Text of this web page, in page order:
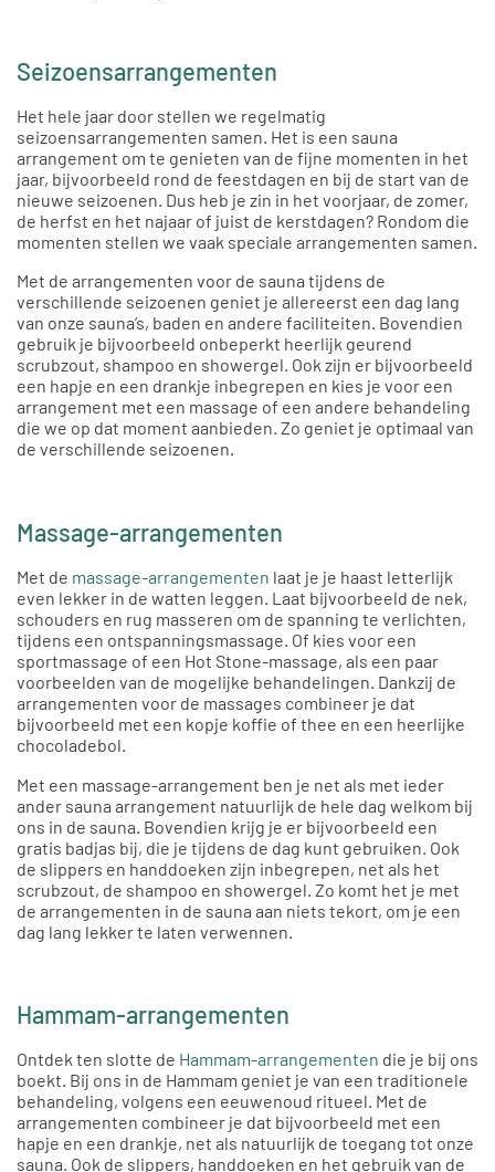
Seizoensarrangementen
Het hele jaar door stellen we regelmatig
seizoensarrangementen samen. Het is een sauna
arrangement om te genieten van de fijne momenten in het
jaar, bijvoorbeeld rond de feestdagen en bij de start van de
nieuwe seizoenen. Dus heb je zin in het voorjaar, de zomer,
de herfst en het najaar of juist de kerstdagen? Rondom die
momenten stellen we vaak speciale arrangementen samen.
Met de arrangementen voor de sauna tijdens de
verschillende seizoenen geniet je allereerst een dag lang
van onze sauna’s, baden en andere faciliteiten. Bovendien
gebruik je bijvoorbeeld onbeperkt heerlijk geurend
scrubzout, shampoo en showergel. Ook zijn er bijvoorbeeld
een hapje en een drankje inbegrepen en kies je voor een
arrangement met een massage of een andere behandeling
die we op dat moment aanbieden. Zo geniet je optimaal van
de verschillende seizoenen.
Massage-arrangementen
Met de massage-arrangementen laat je je haast letterlijk
even lekker in de watten leggen. Laat bijvoorbeeld de nek,
schouders en rug masseren om de spanning te verlichten,
tijdens een ontspanningsmassage. Of kies voor een
sportmassage of een Hot Stone-massage, als een paar
voorbeelden van de mogelijke behandelingen. Dankzij de
arrangementen voor de massages combineer je dat
bijvoorbeeld met een kopje koffie of thee en een heerlijke
chocoladebol.
Met een massage-arrangement ben je net als met ieder
ander sauna arrangement natuurlijk de hele dag welkom bij
ons in de sauna. Bovendien krijg je er bijvoorbeeld een
gratis badjas bij, die je tijdens de dag kunt gebruiken. Ook
de slippers en handdoeken zijn inbegrepen, net als het
scrubzout, de shampoo en showergel. Zo komt het je met
de arrangementen in de sauna aan niets tekort, om je een
dag lang lekker te laten verwennen.
Hammam-arrangementen
Ontdek ten slotte de Hammam-arrangementen die je bij ons
boekt. Bij ons in de Hammam geniet je van een traditionele
behandeling, volgens een eeuwenoud ritueel. Met de
arrangementen combineer je dat bijvoorbeeld met een
hapje en een drankje, net als natuurlijk de toegang tot onze
sauna. Ook de slippers, handdoeken en het gebruik van de